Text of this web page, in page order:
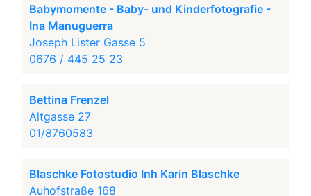
Babymomente - Baby- und Kinderfotografie -
Ina Manuguerra
Joseph Lister Gasse 5
0676 / 445 25 23
Bettina Frenzel
Altgasse 27
01/8760583
Blaschke Fotostudio Inh Karin Blaschke
Auhofstraße 168